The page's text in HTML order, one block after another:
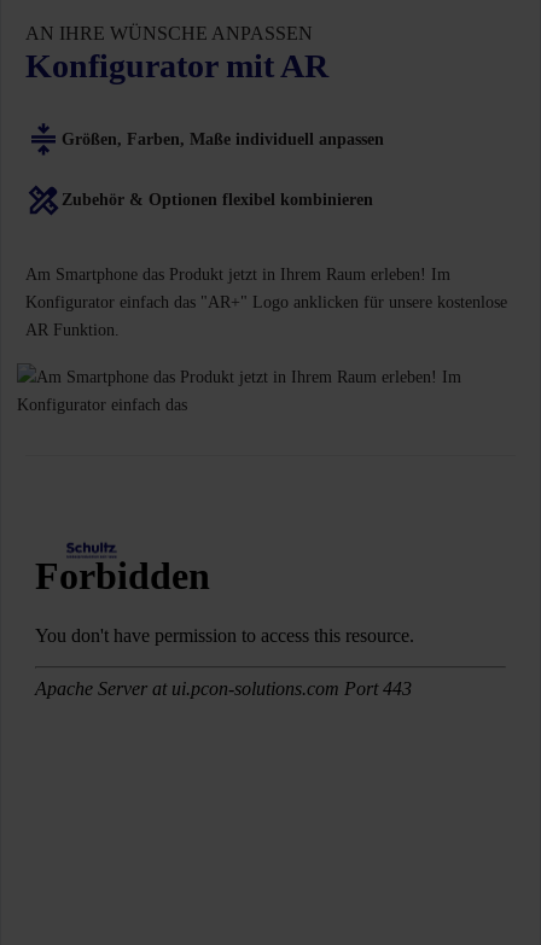
AN IHRE WÜNSCHE ANPASSEN
Konfigurator mit AR
Größen, Farben, Maße individuell anpassen
Zubehör & Optionen flexibel kombinieren
Am Smartphone das Produkt jetzt in Ihrem Raum erleben! Im
Konfigurator einfach das "AR+" Logo anklicken für unsere kostenlose
AR Funktion.